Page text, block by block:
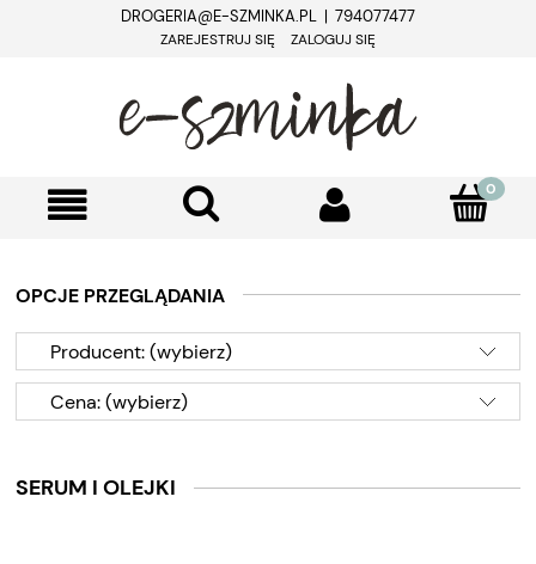
DROGERIA@E-SZMINKA.PL | 794077477
ZAREJESTRUJ SIĘ ZALOGUJ SIĘ
OPCJE PRZEGLĄDANIA
Producent: (wybierz)
Cena: (wybierz)
SERUM I OLEJKI